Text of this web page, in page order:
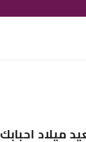
ميلاد احبابك 24